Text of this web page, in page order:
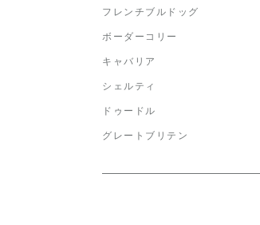
フレンチブルドッグ
ボーダーコリー
キャバリア
シェルティ
ドゥードル
グレートブリテン